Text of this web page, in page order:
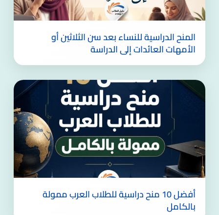
المنح الدراسية للنساء بعد سن الثلاثين أو
الأمهات العائدات إلى الدراسة
أفضل 10 منح دراسية للطلاب العرب ممولة
بالكامل